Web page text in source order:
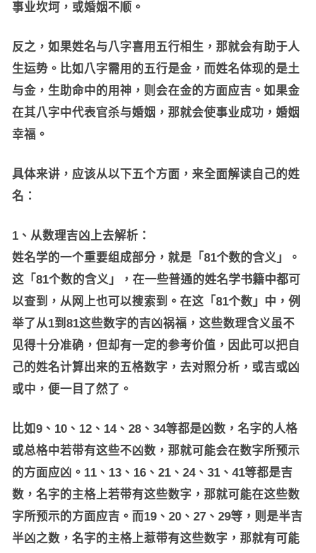
事业坎坷，或婚姻不顺。
反之，如果姓名与八字喜用五行相生，那就会有助于人
生运势。比如八字需用的五行是金，而姓名体现的是土
与金，生助命中的用神，则会在金的方面应吉。如果金
在其八字中代表官杀与婚姻，那就会使事业成功，婚姻
幸福。
具体来讲，应该从以下五个方面，来全面解读自己的姓
名：
1、从数理吉凶上去解析：
姓名学的一个重要组成部分，就是「81个数的含义」。
这「81个数的含义」，在一些普通的姓名学书籍中都可
以查到，从网上也可以搜索到。在这「81个数」中，例
举了从1到81这些数字的吉凶祸福，这些数理含义虽不
见得十分准确，但却有一定的参考价值，因此可以把自
己的姓名计算出来的五格数字，去对照分析，或吉或凶
或中，便一目了然了。
比如9、10、12、14、28、34等都是凶数，名字的人格
或总格中若带有这些不凶数，那就可能会在数字所预示
的方面应凶。11、13、16、21、24、31、41等都是吉
数，名字的主格上若带有这些数字，那就可能在这些数
字所预示的方面应吉。而19、20、27、29等，则是半吉
半凶之数，名字的主格上惹带有这些数字，那就有可能